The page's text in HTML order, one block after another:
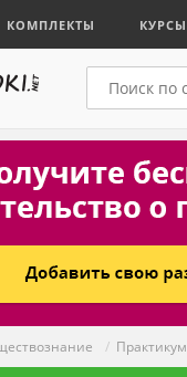
КОМПЛЕКТЫ КУРСЫ
/